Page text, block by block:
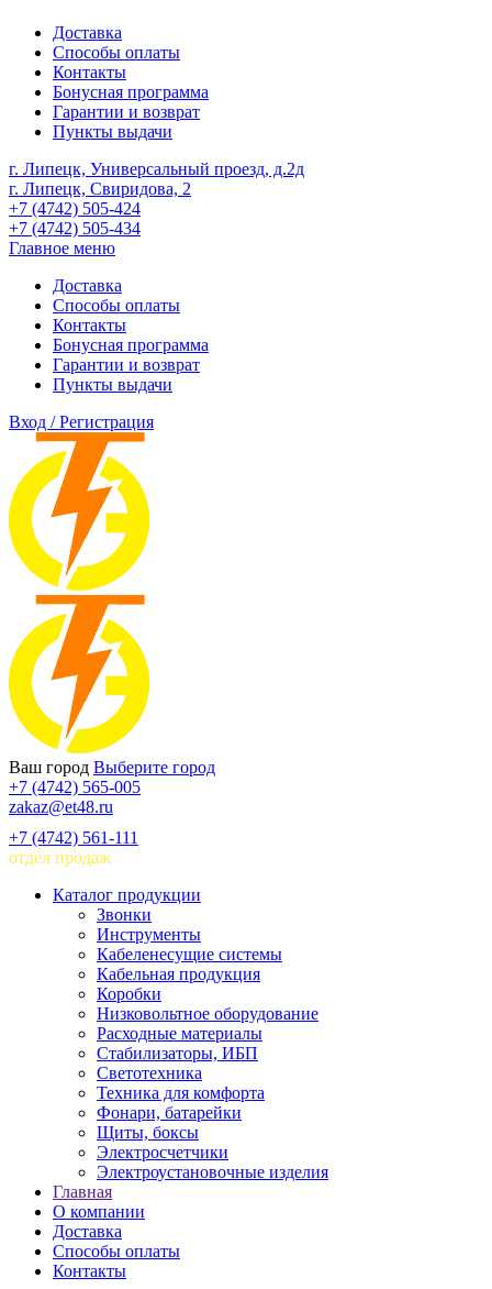
Доставка
Способы оплаты
Контакты
Бонусная программа
Гарантии и возврат
Пункты выдачи
г. Липецк, Универсальный проезд, д.2д
г. Липецк, Свиридова, 2
+7 (4742) 505-424
+7 (4742) 505-434
Главное меню
Доставка
Способы оплаты
Контакты
Бонусная программа
Гарантии и возврат
Пункты выдачи
Вход / Регистрация
Ваш город Выберите город
+7 (4742) 565-005
zakaz@et48.ru
+7 (4742) 561-111
отдел продаж
Каталог продукции
Звонки
Инструменты
Кабеленесущие системы
Кабельная продукция
Коробки
Низковольтное оборудование
Расходные материалы
Стабилизаторы, ИБП
Светотехника
Техника для комфорта
Фонари, батарейки
Щиты, боксы
Электросчетчики
Электроустановочные изделия
Главная
О компании
Доставка
Способы оплаты
Контакты